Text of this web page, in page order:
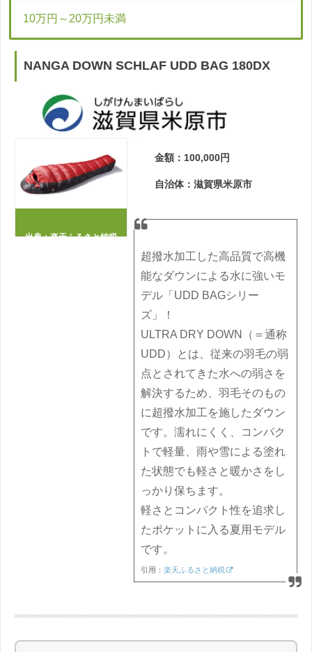
10万円～20万円未満
NANGA DOWN SCHLAF UDD BAG 180DX
出典：楽天ふるさと納税
金額：100,000円
自治体：滋賀県米原市
超撥水加工した高品質で高機
能なダウンによる水に強いモ
デル「UDD BAGシリー
ズ」！
ULTRA DRY DOWN（＝通称
UDD）とは、従来の羽毛の弱
点とされてきた水への弱さを
解決するため、羽毛そのもの
に超撥水加工を施したダウン
です。濡れにくく、コンパク
トで軽量、雨や雪による塗れ
た状態でも軽さと暖かさをし
っかり保ちます。
軽さとコンパクト性を追求し
たポケットに入る夏用モデル
です。
引用： 楽天ふるさと納税